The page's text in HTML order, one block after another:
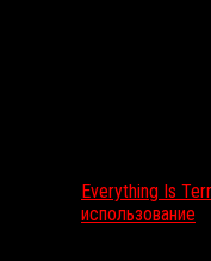
Everything Is
использование